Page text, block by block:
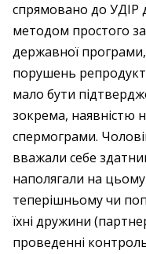
спрямовано до УДІР
методом простого
державної програми,
порушень
мало бути
зокрема, наявністю
спермограми.
вважали себе
наполягали на цьому
теперішньому чи
їхні дружини
проведенні